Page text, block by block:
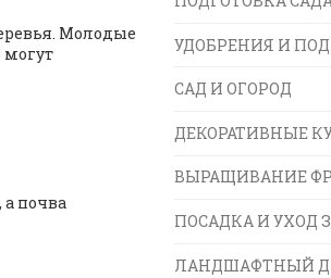
Молодые
почва
УДОБРЕНИЯ И
САД И ОГОРОД
ДЕКОРАТИВНЫЕ
ВЫРАЩИВАНИЕ
ПОСАДКА И УХОД
ЛАНДШАФТНЫЙ